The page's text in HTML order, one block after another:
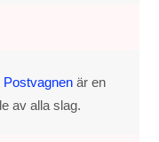
Postvagnen är en
av alla slag.